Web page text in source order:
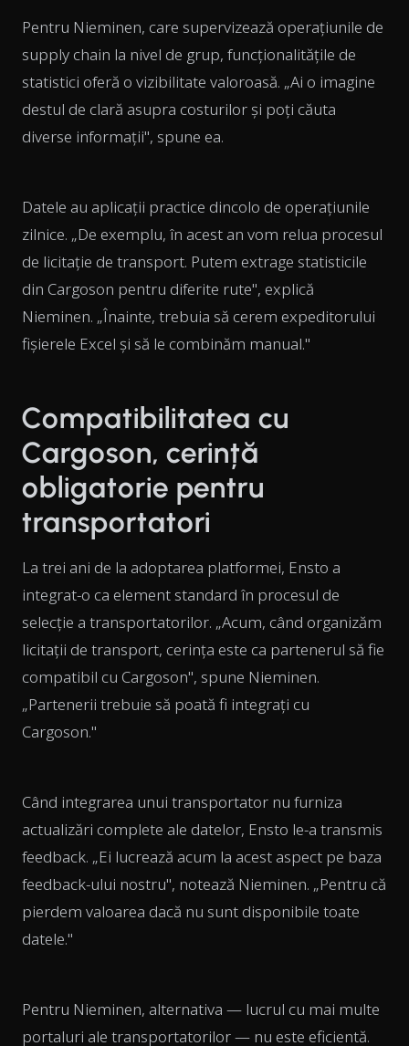
Pentru Nieminen, care supervizează operațiunile de
supply chain la nivel de grup, funcționalitățile de
statistici oferă o vizibilitate valoroasă. „Ai o imagine
destul de clară asupra costurilor și poți căuta
diverse informații", spune ea.
Datele au aplicații practice dincolo de operațiunile
zilnice. „De exemplu, în acest an vom relua procesul
de licitație de transport. Putem extrage statisticile
din Cargoson pentru diferite rute", explică
Nieminen. „Înainte, trebuia să cerem expeditorului
fișierele Excel și să le combinăm manual."
Compatibilitatea cu
Cargoson, cerință
obligatorie pentru
transportatori
La trei ani de la adoptarea platformei, Ensto a
integrat-o ca element standard în procesul de
selecție a transportatorilor. „Acum, când organizăm
licitații de transport, cerința este ca partenerul să fie
compatibil cu Cargoson", spune Nieminen.
„Partenerii trebuie să poată fi integrați cu
Cargoson."
Când integrarea unui transportator nu furniza
actualizări complete ale datelor, Ensto le-a transmis
feedback. „Ei lucrează acum la acest aspect pe baza
feedback-ului nostru", notează Nieminen. „Pentru că
pierdem valoarea dacă nu sunt disponibile toate
datele."
Pentru Nieminen, alternativa — lucrul cu mai multe
portaluri ale transportatorilor — nu este eficientă.